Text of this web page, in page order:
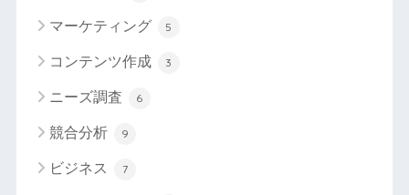
マーケティング 5
コンテンツ作成 3
ニーズ調査 6
競合分析 9
ビジネス 7